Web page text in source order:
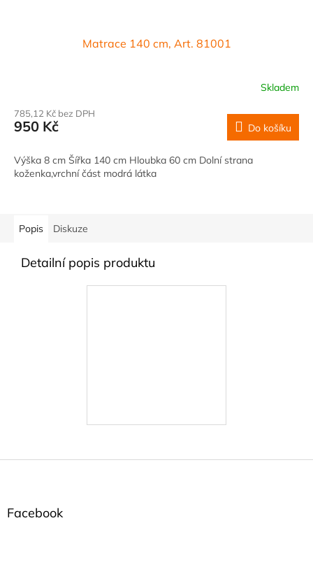
Matrace 140 cm, Art. 81001
Skladem
785,12 Kč bez DPH
950 Kč Do košíku
Výška 8 cm Šířka 140 cm Hloubka 60 cm Dolní strana
koženka,vrchní část modrá látka
Popis Diskuze
Detailní popis produktu
Z
Facebook